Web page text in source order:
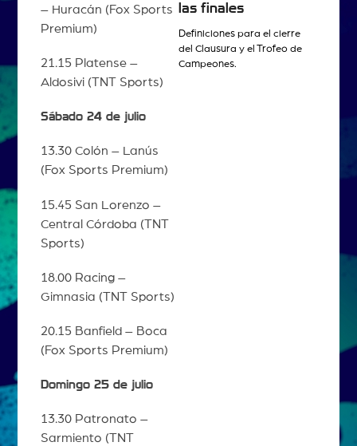
– Huracán (Fox Sports
Premium)
21.15 Platense –
Aldosivi (TNT Sports)
Sábado 24 de julio
13.30 Colón – Lanús
(Fox Sports Premium)
15.45 San Lorenzo –
Central Córdoba (TNT
Sports)
18.00 Racing –
Gimnasia (TNT Sports)
20.15 Banfield – Boca
(Fox Sports Premium)
Domingo 25 de julio
13.30 Patronato –
Sarmiento (TNT
las finales
Definiciones para el cierre
del Clausura y el Trofeo de
Campeones.